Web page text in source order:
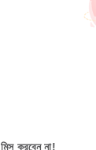
মিস করবেন না!